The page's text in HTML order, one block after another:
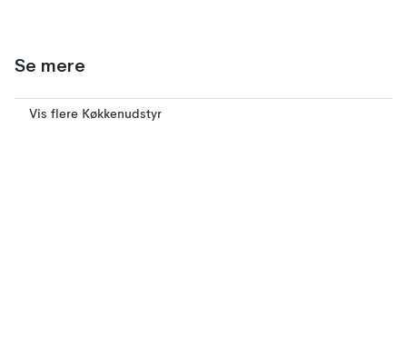
Se mere
Vis flere Køkkenudstyr